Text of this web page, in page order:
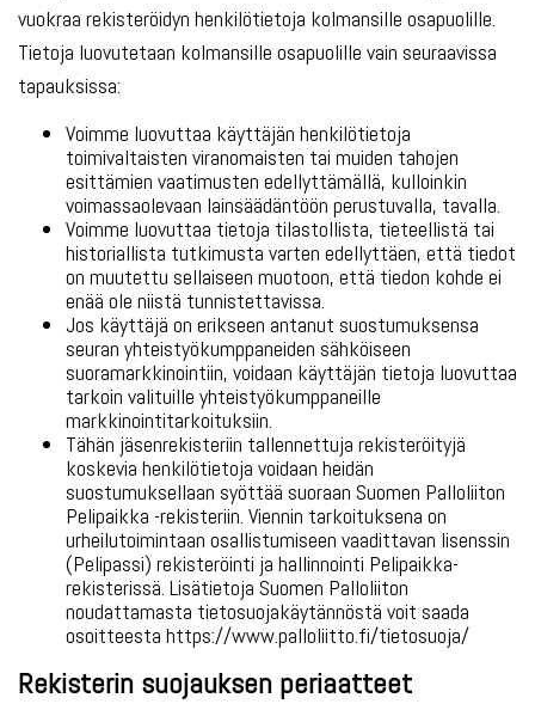
vuokraa rekisteröidyn henkilötietoja kolmansille osapuolille.
Tietoja luovutetaan kolmansille osapuolille vain seuraavissa
tapauksissa:
Voimme luovuttaa käyttäjän henkilötietoja
toimivaltaisten viranomaisten tai muiden tahojen
esittämien vaatimusten edellyttämällä, kulloinkin
voimassaolevaan lainsäädäntöön perustuvalla, tavalla.
Voimme luovuttaa tietoja tilastollista, tieteellistä tai
historiallista tutkimusta varten edellyttäen, että tiedot
on muutettu sellaiseen muotoon, että tiedon kohde ei
enää ole niistä tunnistettavissa.
Jos käyttäjä on erikseen antanut suostumuksensa
seuran yhteistyökumppaneiden sähköiseen
suoramarkkinointiin, voidaan käyttäjän tietoja luovuttaa
tarkoin valituille yhteistyökumppaneille
markkinointitarkoituksiin.
Tähän jäsenrekisteriin tallennettuja rekisteröityjä
koskevia henkilötietoja voidaan heidän
suostumuksellaan syöttää suoraan Suomen Palloliiton
Pelipaikka -rekisteriin. Viennin tarkoituksena on
urheilutoimintaan osallistumiseen vaadittavan lisenssin
(Pelipassi) rekisteröinti ja hallinnointi Pelipaikka-
rekisterissä. Lisätietoja Suomen Palloliiton
noudattamasta tietosuojakäytännöstä voit saada
osoitteesta https://www.palloliitto.fi/tietosuoja/
Rekisterin suojauksen periaatteet